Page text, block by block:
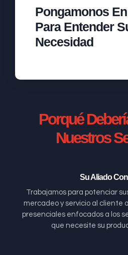
Pongamonos
Para Entender
Necesidad
Porqué
Nuestros
Su Aliado
Trabajamos para potenciar
mercadeo y servicio al cliente
presenciales enfocados a los
que necesite su